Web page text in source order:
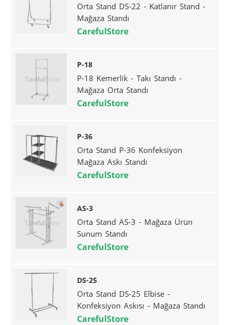
Orta Stand DS-22 - Katlanır Stand -
Mağaza Standı
CarefulStore
P-18
P-18 Kemerlik - Takı Standı -
Mağaza Orta Standı
CarefulStore
P-36
Orta Stand P-36 Konfeksiyon
Mağaza Askı Standı
CarefulStore
AS-3
Orta Stand AS-3 - Mağaza Ürün
Sunum Standı
CarefulStore
DS-25
Orta Stand DS-25 Elbise -
Konfeksiyon Askısı - Mağaza Standı
CarefulStore